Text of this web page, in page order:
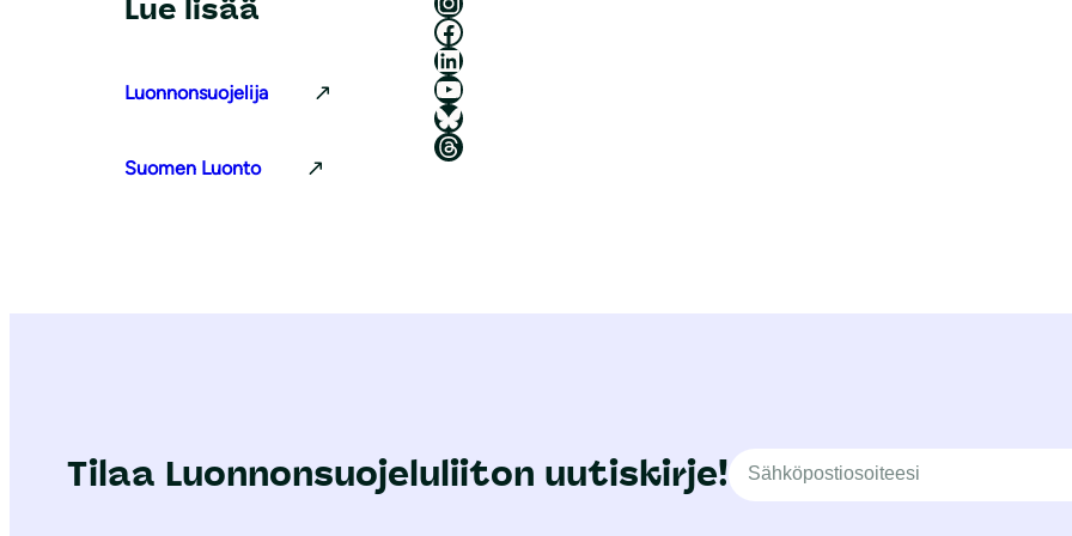
Lue lisää
Luonnonsuojelija
Suomen Luonto
Luonnonsuojeluliitto Facebookissa
Luonnonsuojeluliitto LinkedInissä
Luonnonsuojeluliiton YouTube-kanava
Luonnonsuojeluliitto Blueskyssa
Luonnonsuojeluliitto Threadsissa
Tilaa Luonnonsuojeluliiton uutiskirje!